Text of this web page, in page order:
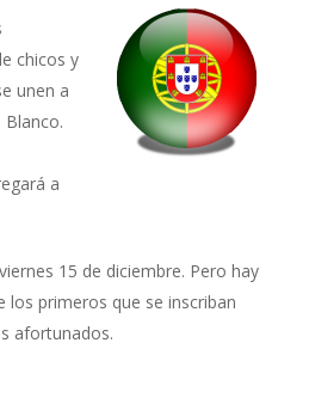
chicos y
unen a
Blanco.
a
15 de diciembre. Pero hay
los primeros que se inscriban
afortunados.